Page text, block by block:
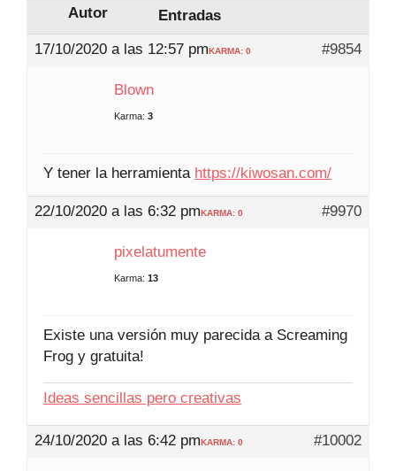
Autor
Entradas
17/10/2020 a las 12:57 pm
#9854
KARMA: 0
Blown
Karma: 3
Y tener la herramienta https://kiwosan.com/
22/10/2020 a las 6:32 pm #9970
KARMA: 0
pixelatumente
Karma: 13
Existe una versión muy parecida a Screaming
Frog y gratuita!
Ideas sencillas pero creativas
24/10/2020 a las 6:42 pm #10002
KARMA: 0